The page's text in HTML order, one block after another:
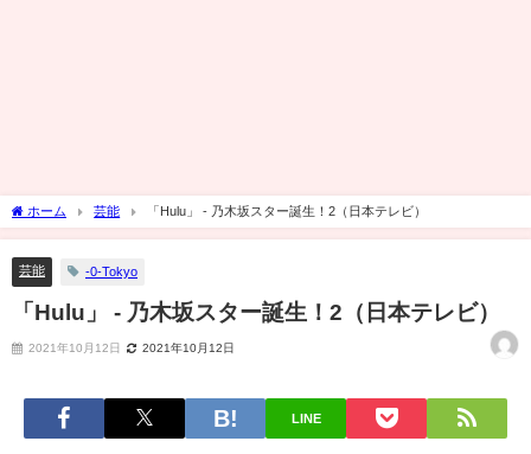
ホーム 芸能 「Hulu」 - 乃木坂スター誕生！2（日本テレビ）
芸能 -0-Tokyo
「Hulu」 - 乃木坂スター誕生！2（日本テレビ）
2021年10月12日 2021年10月12日
LINE